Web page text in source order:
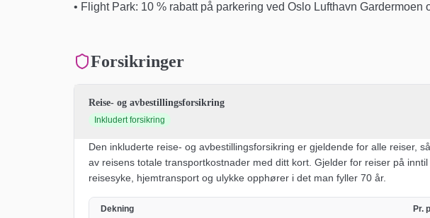
• Flight Park: 10 % rabatt på parkering ved Oslo Lufthavn Gardermoen
Forsikringer
Reise- og avbestillingsforsikring
Inkludert forsikring
Den inkluderte reise- og avbestillingsforsikring er gjeldende for alle reiser,
av reisens totale transportkostnader med ditt kort. Gjelder for reiser på
reisesyke, hjemtransport og ulykke opphører i det man fyller 70 år.
Dekning Pr.